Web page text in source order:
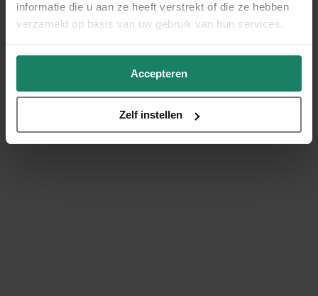
informatie die u aan ze heeft verstrekt of die ze hebben
verzameld op basis van uw gebruik van hun services.
Accepteren
Zelf instellen